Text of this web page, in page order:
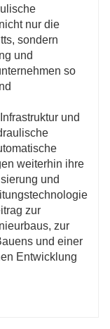
nur die
sondern
und
so
und
weiterhin ihre
und
zur
zur
und einer
Entwicklung